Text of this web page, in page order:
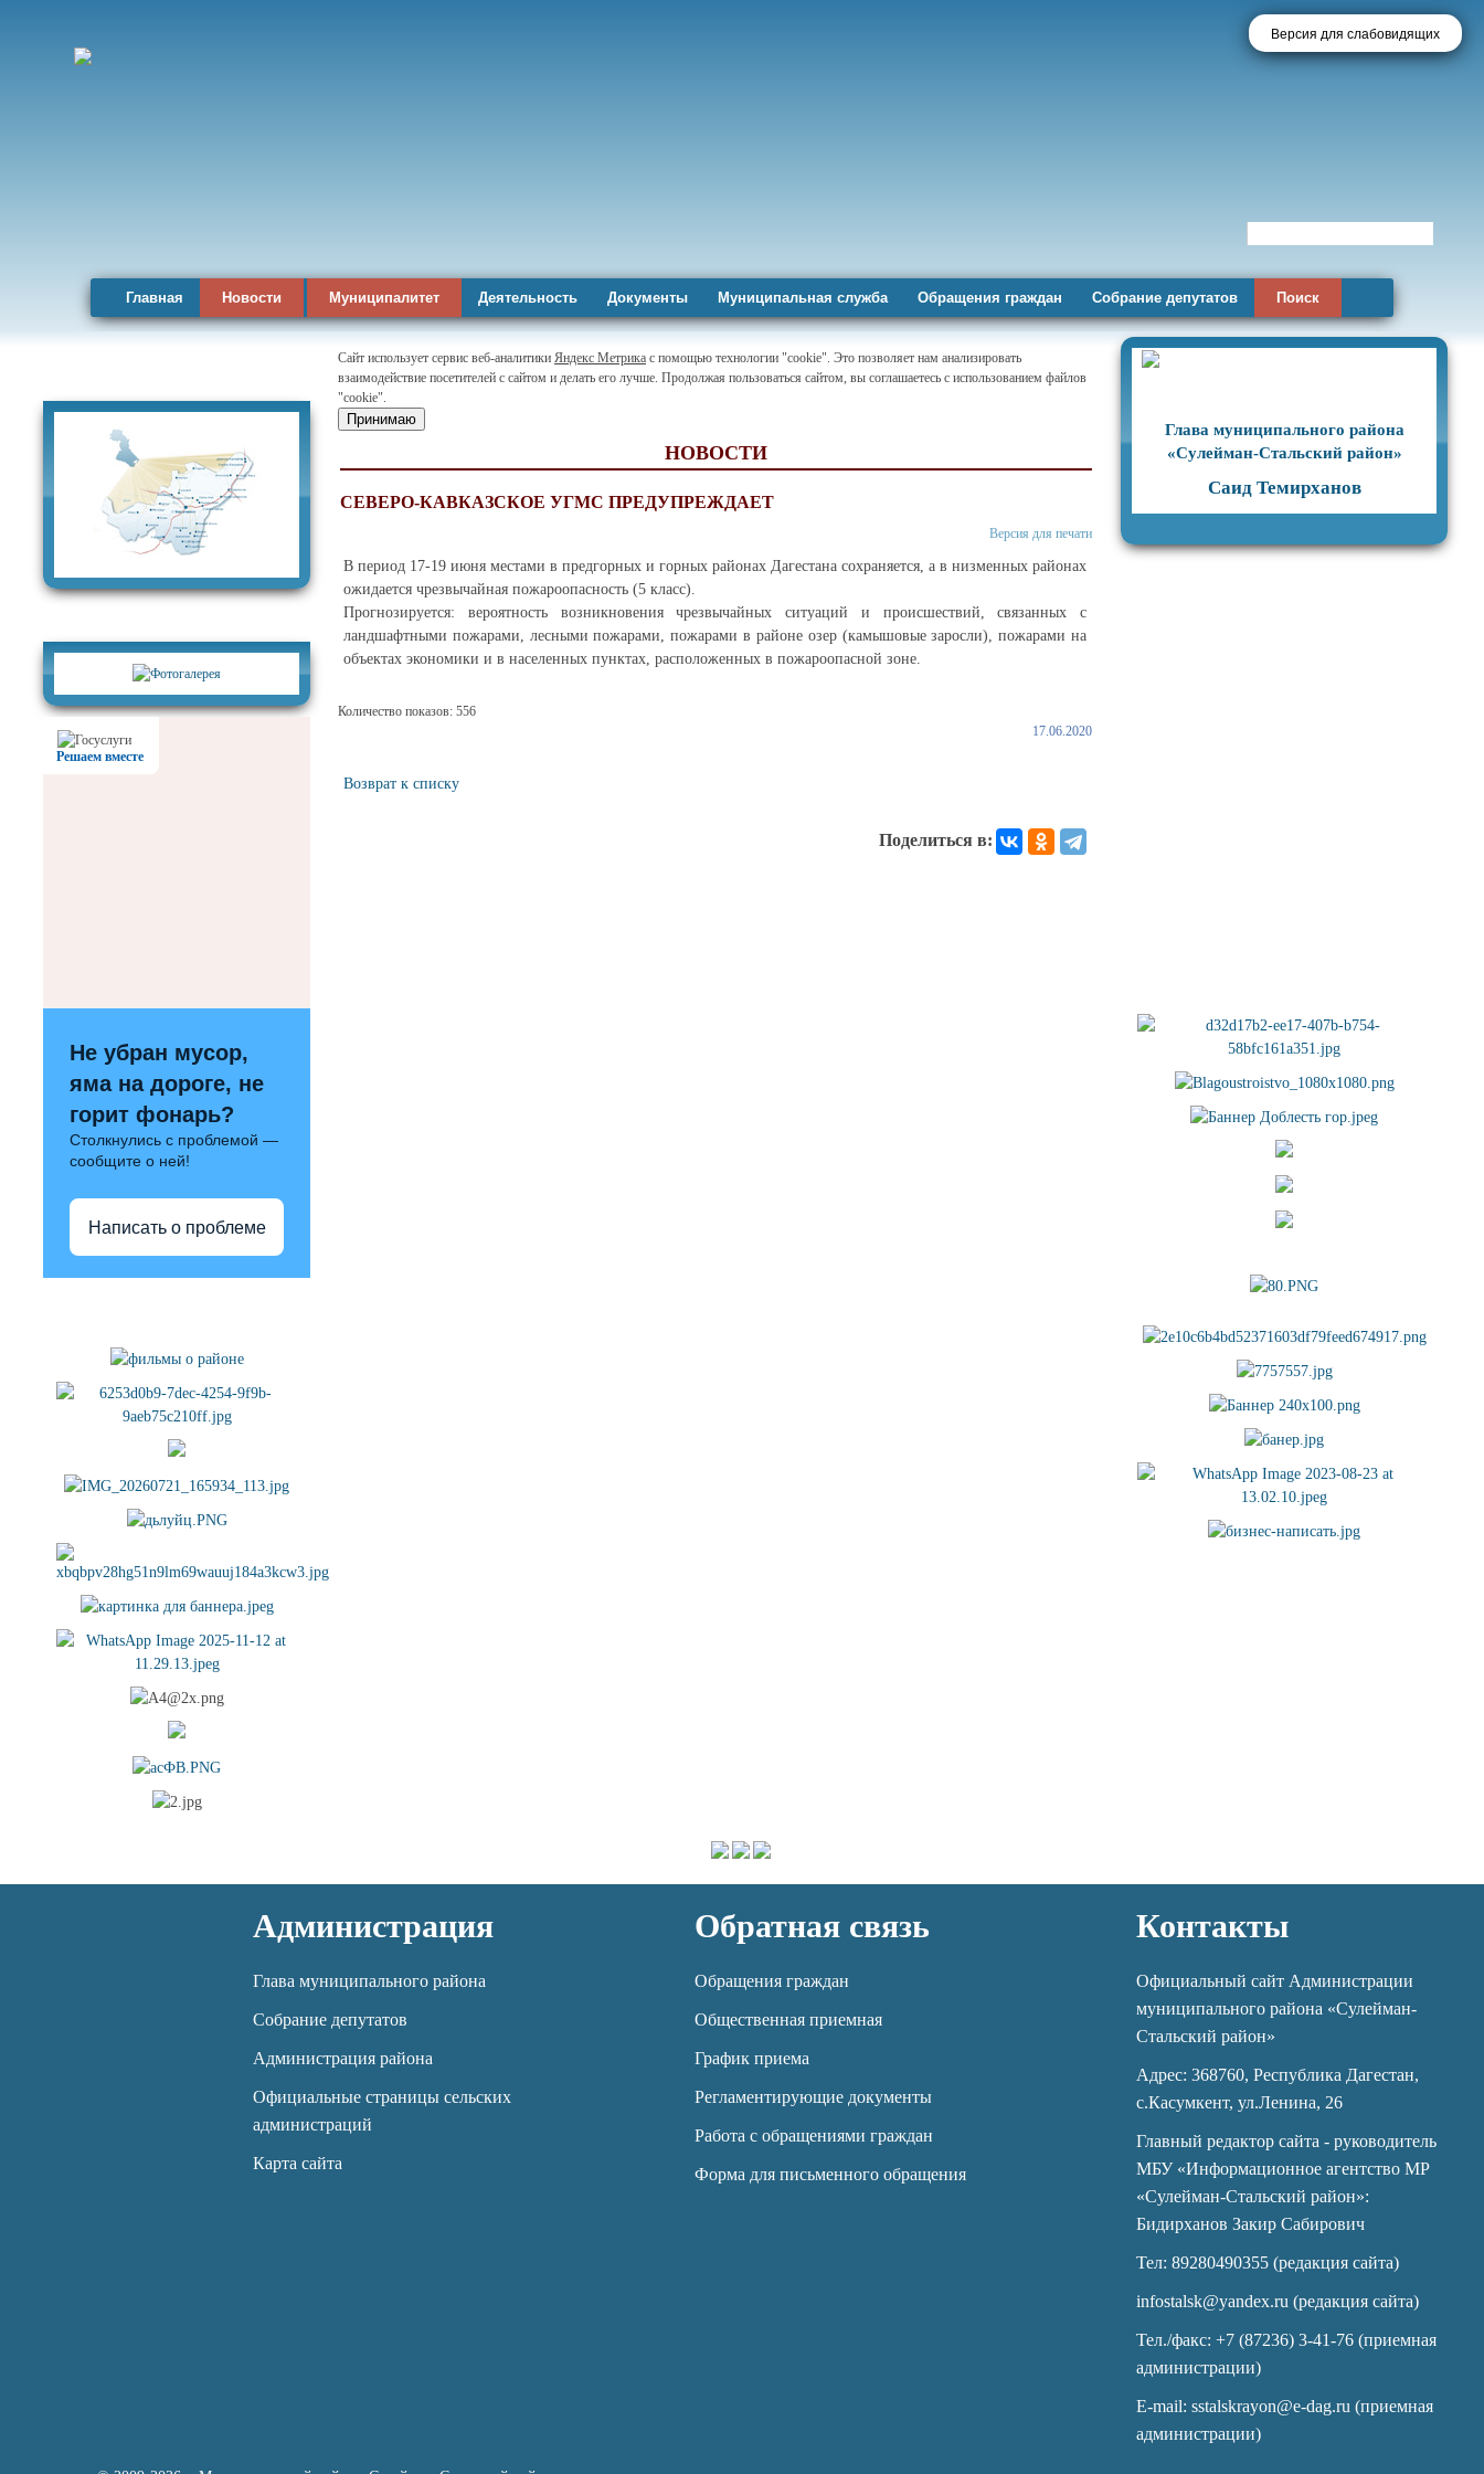
Версия для слабовидящих
Главная Новости Муниципалитет Деятельность Документы Муниципальная служба Обращения граждан Собрание депутатов Поиск
Решаем вместе
Не убран мусор,
яма на дороге, не
горит фонарь?
Столкнулись с проблемой —
сообщите о ней!
Написать о проблеме
Сайт использует сервис веб-аналитики Яндекс Метрика с помощью технологии "cookie". Это позволяет нам анализировать
взаимодействие посетителей с сайтом и делать его лучше. Продолжая пользоваться сайтом, вы соглашаетесь с использованием файлов
"cookie".
Принимаю
НОВОСТИ
СЕВЕРО-КАВКАЗСКОЕ УГМС ПРЕДУПРЕЖДАЕТ
Версия для печати
В период 17-19 июня местами в предгорных и горных районах Дагестана сохраняется, а в низменных районах
ожидается чрезвычайная пожароопасность (5 класс).
Прогнозируется: вероятность возникновения чрезвычайных ситуаций и происшествий, связанных с
ландшафтными пожарами, лесными пожарами, пожарами в районе озер (камышовые заросли), пожарами на
объектах экономики и в населенных пунктах, расположенных в пожароопасной зоне.
Количество показов: 556
17.06.2020
Возврат к списку
Поделиться в:
Глава муниципального района
«Сулейман-Стальский район»
Саид Темирханов
Администрация
Глава муниципального района
Собрание депутатов
Администрация района
Официальные страницы сельских
администраций
Карта сайта
Обратная связь
Обращения граждан
Общественная приемная
График приема
Регламентирующие документы
Работа с обращениями граждан
Форма для письменного обращения
Контакты
Официальный сайт Администрации
муниципального района «Сулейман-
Стальский район»
Адрес: 368760, Республика Дагестан,
с.Касумкент, ул.Ленина, 26
Главный редактор сайта - руководитель
МБУ «Информационное агентство МР
«Сулейман-Стальский район»:
Бидирханов Закир Сабирович
Тел: 89280490355 (редакция сайта)
infostalsk@yandex.ru (редакция сайта)
Тел./факс: +7 (87236) 3-41-76 (приемная
администрации)
E-mail: sstalskrayon@e-dag.ru (приемная
администрации)